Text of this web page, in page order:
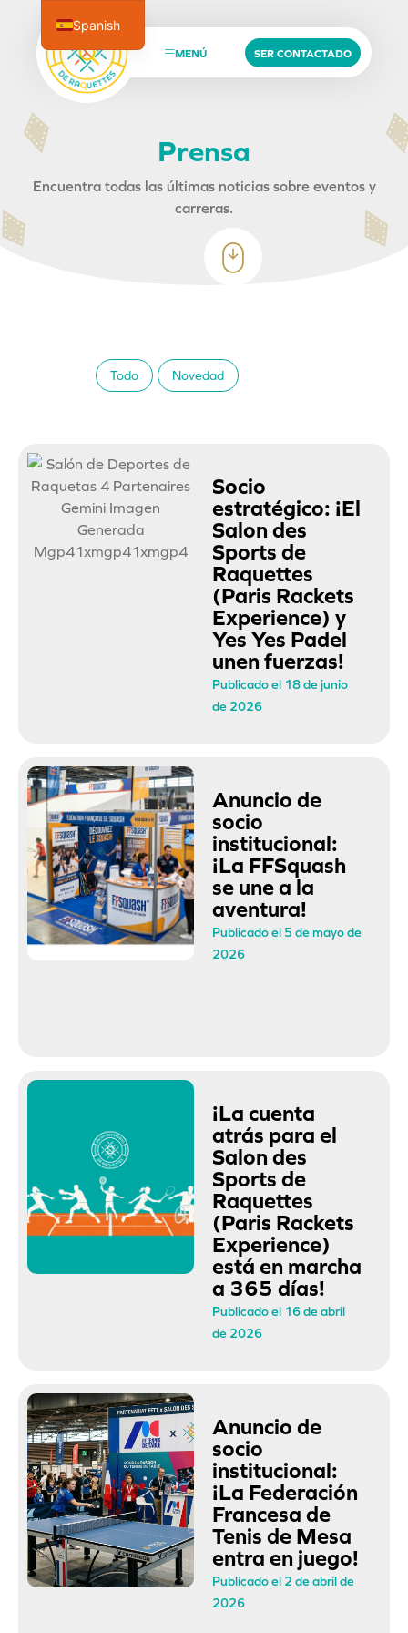
MENÚ SER CONTACTADO
Prensa
Encuentra todas las últimas noticias sobre eventos y
carreras.
Todo Novedad
Socio
estratégico: ¡El
Salon des
Sports de
Raquettes
(Paris Rackets
Experience) y
Yes Yes Padel
unen fuerzas!
Publicado el 18 de junio
de 2026
Anuncio de
socio
institucional:
¡La FFSquash
se une a la
aventura!
Publicado el 5 de mayo de
2026
¡La cuenta
atrás para el
Salon des
Sports de
Raquettes
(Paris Rackets
Experience)
está en marcha
a 365 días!
Publicado el 16 de abril
de 2026
Anuncio de
socio
institucional:
¡La Federación
Francesa de
Tenis de Mesa
entra en juego!
Publicado el 2 de abril de
2026
Spanish
French
English